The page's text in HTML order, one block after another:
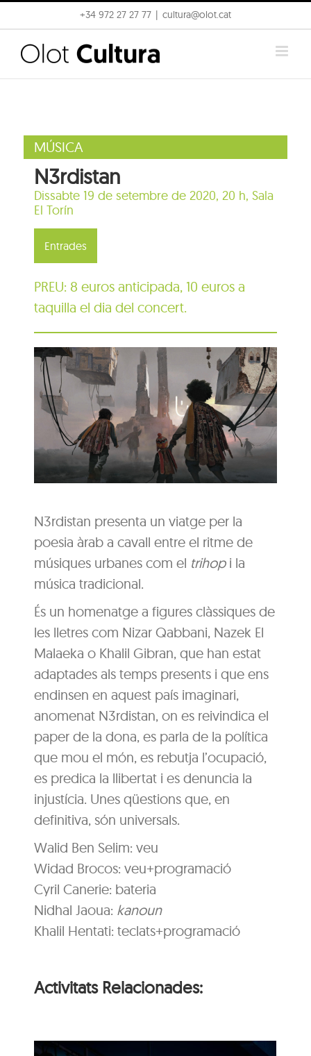
to
content
+34 972 27 27 77 cultura@olot.cat
MÚSICA
N3rdistan
Dissabte 19 de setembre de 2020, 20 h,Sala
El Torín
Entrades
PREU: 8 euros anticipada, 10 euros a
taquilla el dia del concert.
N3rdistan presenta un viatge per la
poesia àrab a cavall entre el ritme de
músiques urbanes com el trihopi la
música tradicional.
És un homenatge a figures clàssiques de
les lletres com Nizar Qabbani, Nazek El
Malaeka o Khalil Gibran, que han estat
adaptades als temps presents i que ens
endinsen en aquest país imaginari,
anomenat N3rdistan, on es reivindica el
paper de la dona, es parla de la política
que mou el món, es rebutja l’ocupació,
es predica la llibertat i es denuncia la
injustícia. Unes qüestions que, en
definitiva, són universals.
Walid Ben Selim: veu
Widad Brocos: veu+programació
Cyril Canerie: bateria
Nidhal Jaoua: kanoun
Khalil Hentati: teclats+programació
Activitats Relacionades: